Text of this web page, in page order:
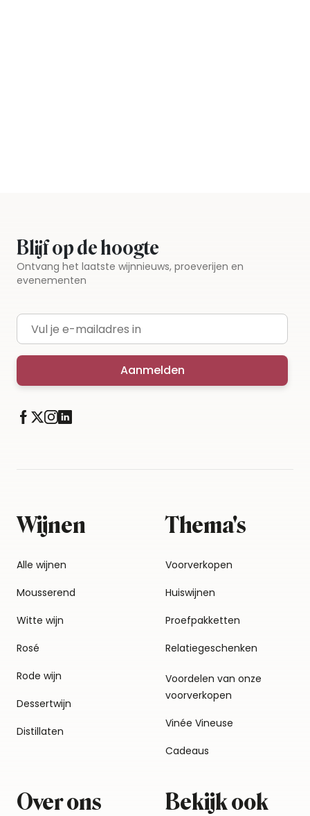
Blijf op de hoogte
Ontvang het laatste wijnnieuws, proeverijen en
evenementen
E-mailadres
Aanmelden
Wijnen
Alle wijnen
Mousserend
Witte wijn
Rosé
Rode wijn
Dessertwijn
Distillaten
Thema's
Voorverkopen
Huiswijnen
Proefpakketten
Relatiegeschenken
Voordelen van onze
voorverkopen
Vinée Vineuse
Cadeaus
Over ons Bekijk ook